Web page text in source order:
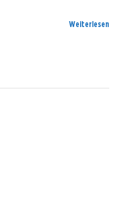
Weiterlesen